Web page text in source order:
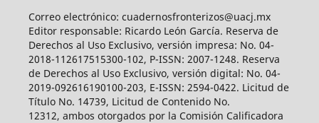
Correo electrónico: cuadernosfronterizos@uacj.mx
Editor responsable: Ricardo León García. Reserva de
Derechos al Uso Exclusivo, versión impresa: No. 04-
2018-112617515300-102, P-ISSN: 2007-1248. Reserva
de Derechos al Uso Exclusivo, versión digital: No. 04-
2019-092616190100-203, E-ISSN: 2594-0422. Licitud de
Título No. 14739, Licitud de Contenido No.
12312, ambos otorgados por la Comisión Calificadora